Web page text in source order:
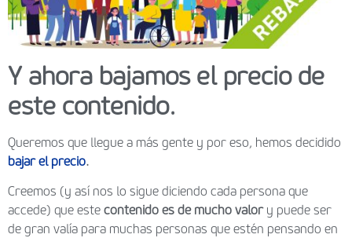
Y ahora bajamos el precio de
este contenido.
Queremos que llegue a más gente y por eso, hemos decidido
bajar el precio.
Creemos (y así nos lo sigue diciendo cada persona que
accede) que este contenido es de mucho valory puede ser
de gran valía para muchas personas que estén pensando en